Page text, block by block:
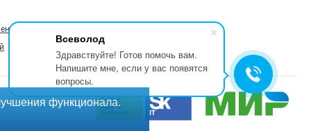
Всеволод
Здравствуйте! Готов помочь вам.
Напишите мне, если у вас появятся
вопросы.
функционала.